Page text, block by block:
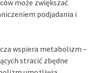
może zwiększać
podjadania i
wspiera metabolizm –
stracić zbędne